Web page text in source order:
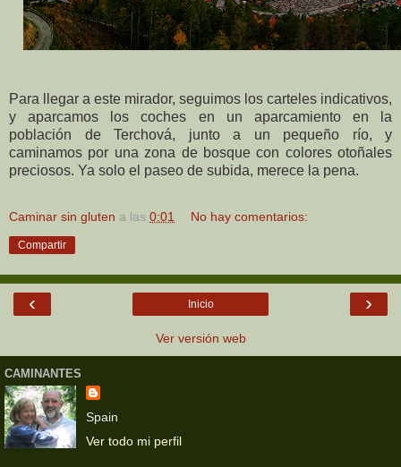
Para llegar a este mirador, seguimos los carteles indicativos,
y aparcamos los coches en un aparcamiento en la
población de Terchová, junto a un pequeño río, y
caminamos por una zona de bosque con colores otoñales
preciosos. Ya solo el paseo de subida, merece la pena.
Caminar sin gluten a las 0:01 No hay comentarios:
Compartir
‹ ›
Inicio
Ver versión web
CAMINANTES
Spain
Ver todo mi perfil